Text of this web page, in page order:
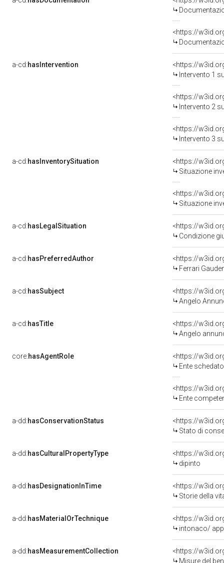
a-cd:hasIntervention
<https://
Intervento 1
<https://
Intervento 2
<https://
Intervento 3
a-cd:hasInventorySituation
<https://
Situazione
<https://
Situazione
a-cd:hasLegalSituation
<https://
Condizione
a-cd:hasPreferredAuthor
<https://
Ferrari
a-cd:hasSubject
<https://
Angelo
a-cd:hasTitle
<https://
Angelo
core:hasAgentRole
<https://
Ente schedatore del bene
<https://
Ente competente
a-dd:hasConservationStatus
<https://
Stato di
a-dd:hasCulturalPropertyType
<https://
dipinto
a-dd:hasDesignationInTime
Storie della
a-dd:hasMaterialOrTechnique
intonaco/
a-dd:hasMeasurementCollection
<https://
Misure del